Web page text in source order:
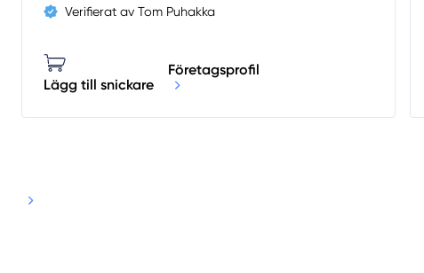
Verifierat av Tom Puhakka
Lägg till snickare
Företagsprofil